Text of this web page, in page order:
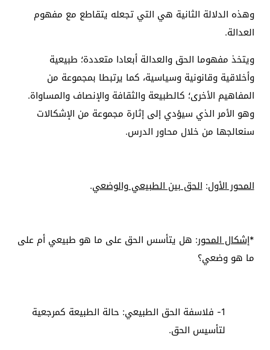
وهذه الدلالة الثانية هي التي تجعله يتقاطع مع مفهوم
العدالة.
ويتخذ مفهوما الحق والعدالة أبعادا متعددة؛ طبيعية
وأخلاقية وقانونية وسياسية، كما يرتبطا بمجموعة من
المفاهيم الأخرى؛ كالطبيعة والثقافة والإنصاف والمساواة.
وهو الأمر الذي سيؤدي إلى إثارة مجموعة من الإشكالات
سنعالجها من خلال محاور الدرس.
المحور الأول:الحق بين الطبيعي والوضعي.
*إشكال المحور: هل يتأسس الحق على ما هو طبيعي أم على
ما هو وضعي؟
1- فلاسفة الحق الطبيعي: حالة الطبيعة كمرجعية
لتأسيس الحق.